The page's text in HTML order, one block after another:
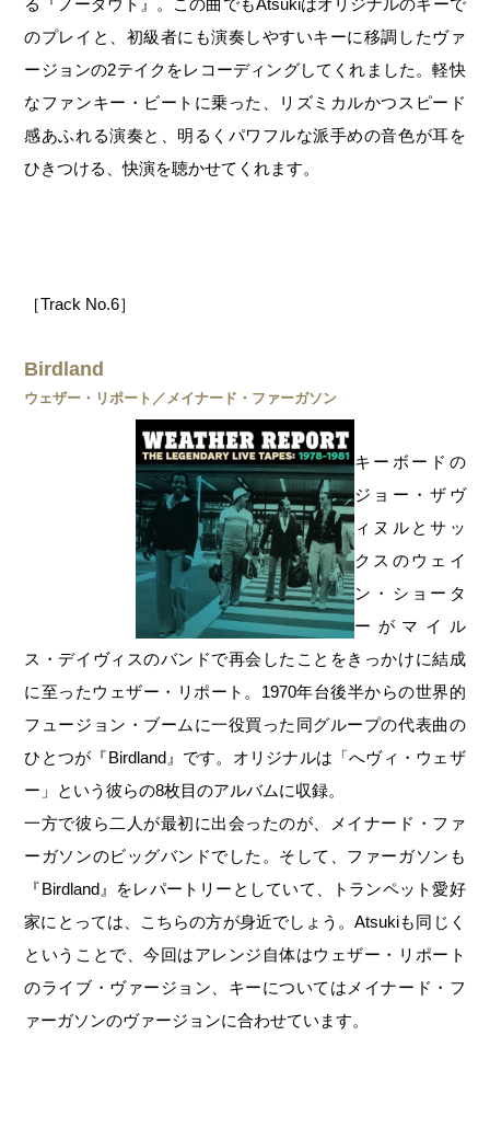
のプレイと、初級者にも演奏しやすいキーに移調したヴァ
ージョンの2テイクをレコーディングしてくれました。軽快
なファンキー・ビートに乗った、リズミカルかつスピード
感あふれる演奏と、明るくパワフルな派手めの音色が耳を
ひきつける、快演を聴かせてくれます。
［Track No.6］
Birdland
ウェザー・リポート／メイナード・ファーガソン
キーボードの
ジョー・ザヴ
ィヌルとサッ
クスのウェイ
ン・ショータ
ーがマイル
ス・デイヴィスのバンドで再会したことをきっかけに結成
に至ったウェザー・リポート。1970年台後半からの世界的
フュージョン・ブームに一役買った同グループの代表曲の
ひとつが『Birdland』です。オリジナルは「へヴィ・ウェザ
ー」という彼らの8枚目のアルバムに収録。
一方で彼ら二人が最初に出会ったのが、メイナード・ファ
ーガソンのビッグバンドでした。そして、ファーガソンも
『Birdland』をレパートリーとしていて、トランペット愛好
家にとっては、こちらの方が身近でしょう。Atsukiも同じく
ということで、今回はアレンジ自体はウェザー・リポート
のライブ・ヴァージョン、キーについてはメイナード・フ
ァーガソンのヴァージョンに合わせています。